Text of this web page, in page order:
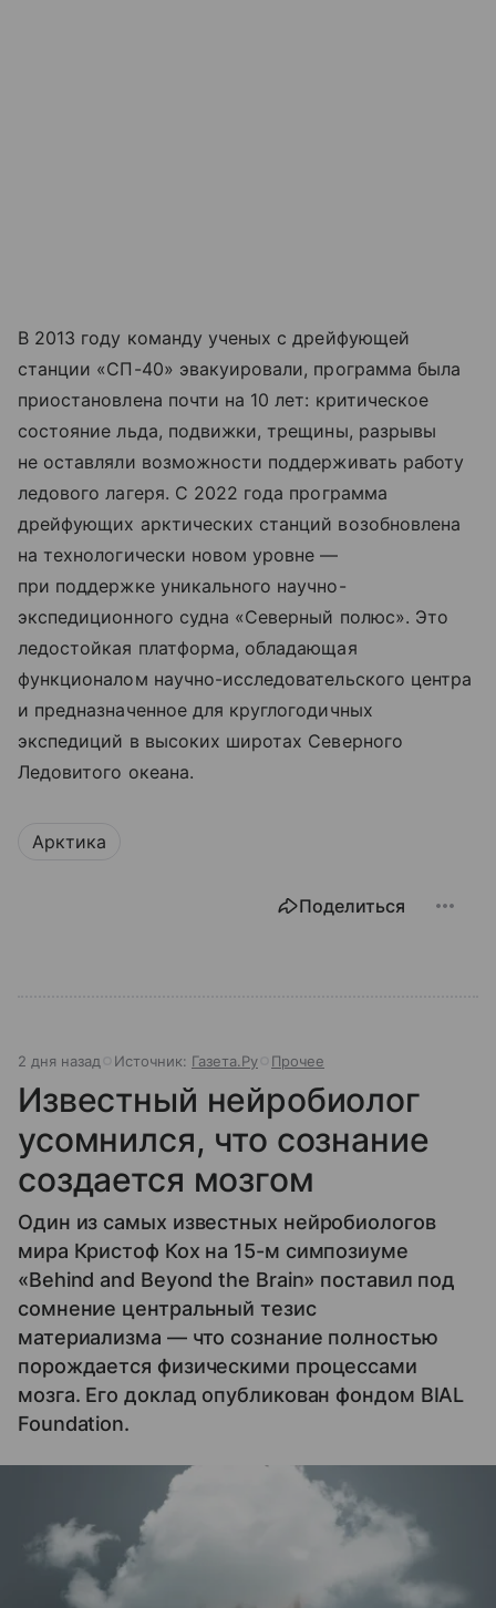
В 2013 году команду ученых с дрейфующей
станции «СП-40» эвакуировали, программа была
приостановлена почти на 10 лет: критическое
состояние льда, подвижки, трещины, разрывы
не оставляли возможности поддерживать работу
ледового лагеря. С 2022 года программа
дрейфующих арктических станций возобновлена
на технологически новом уровне —
при поддержке уникального научно-
экспедиционного судна «Северный полюс». Это
ледостойкая платформа, обладающая
функционалом научно-исследовательского центра
и предназначенное для круглогодичных
экспедиций в высоких широтах Северного
Ледовитого океана.
Арктика
Поделиться
2 дня назад Источник: Газета.Ру Прочее
Известный нейробиолог
усомнился, что сознание
создается мозгом
Один из самых известных нейробиологов
мира Кристоф Кох на 15-м симпозиуме
«Behind and Beyond the Brain» поставил под
сомнение центральный тезис
материализма — что сознание полностью
порождается физическими процессами
мозга. Его доклад опубликован фондом BIAL
Foundation.